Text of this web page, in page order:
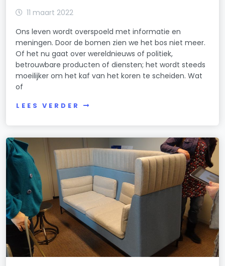
11 maart 2022
Ons leven wordt overspoeld met informatie en
meningen. Door de bomen zien we het bos niet meer.
Of het nu gaat over wereldnieuws of politiek,
betrouwbare producten of diensten; het wordt steeds
moeilijker om het kaf van het koren te scheiden. Wat
of
LEES VERDER